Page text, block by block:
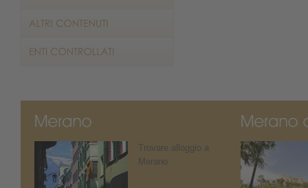
Trovare alloggio a
Merano